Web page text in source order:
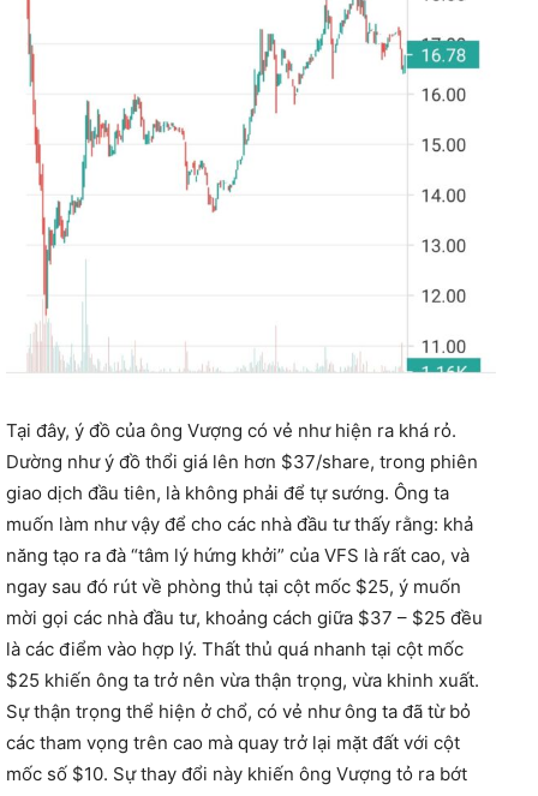
Tại đây, ý đồ của ông Vượng có vẻ như hiện ra khá rỏ.
Dường như ý đồ thổi giá lên hơn $37/share, trong phiên
giao dịch đầu tiên, là không phải để tự sướng. Ông ta
muốn làm như vậy để cho các nhà đầu tư thấy rằng: khả
năng tạo ra đà “tâm lý hứng khởi” của VFS là rất cao, và
ngay sau đó rút về phòng thủ tại cột mốc $25, ý muốn
mời gọi các nhà đầu tư, khoảng cách giữa $37 – $25 đều
là các điểm vào hợp lý. Thất thủ quá nhanh tại cột mốc
$25 khiến ông ta trở nên vừa thận trọng, vừa khinh xuất.
Sự thận trọng thể hiện ở chổ, có vẻ như ông ta đã từ bỏ
các tham vọng trên cao mà quay trở lại mặt đất với cột
mốc số $10. Sự thay đổi này khiến ông Vượng tỏ ra bớt